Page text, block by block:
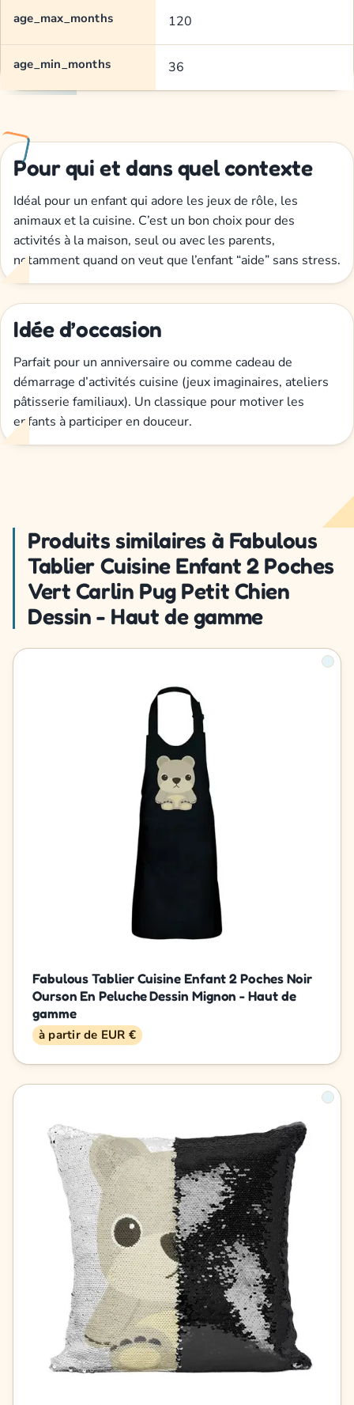
age_max_months 120
age_min_months 36
Pour qui et dans quel contexte
Idéal pour un enfant qui adore les jeux de rôle, les
animaux et la cuisine. C’est un bon choix pour des
activités à la maison, seul ou avec les parents,
notamment quand on veut que l’enfant “aide” sans stress.
Idée d’occasion
Parfait pour un anniversaire ou comme cadeau de
démarrage d’activités cuisine (jeux imaginaires, ateliers
pâtisserie familiaux). Un classique pour motiver les
enfants à participer en douceur.
Produits similaires à Fabulous
Tablier Cuisine Enfant 2 Poches
Vert Carlin Pug Petit Chien
Dessin - Haut de gamme
Fabulous Tablier Cuisine Enfant 2 Poches Noir
Ourson En Peluche Dessin Mignon - Haut de
gamme
à partir de EUR €